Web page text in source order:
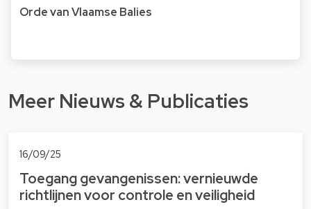
Orde van Vlaamse Balies
Meer Nieuws & Publicaties
16/09/25
Toegang gevangenissen: vernieuwde
richtlijnen voor controle en veiligheid